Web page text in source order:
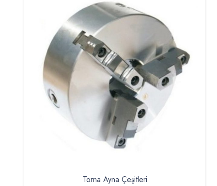
Torna Ayna Çeşitleri